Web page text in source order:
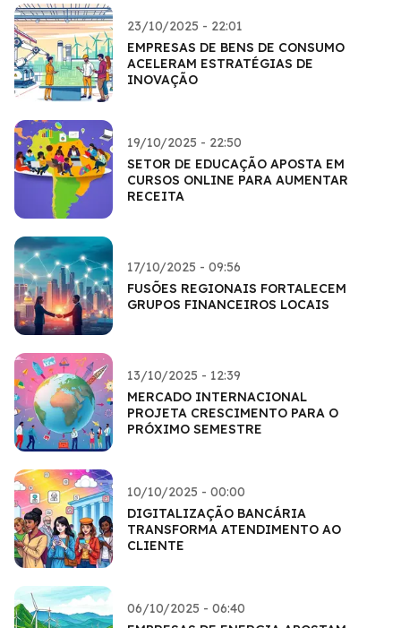
23/10/2025 - 22:01
EMPRESAS DE BENS DE CONSUMO
ACELERAM ESTRATÉGIAS DE
INOVAÇÃO
19/10/2025 - 22:50
SETOR DE EDUCAÇÃO APOSTA EM
CURSOS ONLINE PARA AUMENTAR
RECEITA
17/10/2025 - 09:56
FUSÕES REGIONAIS FORTALECEM
GRUPOS FINANCEIROS LOCAIS
13/10/2025 - 12:39
MERCADO INTERNACIONAL
PROJETA CRESCIMENTO PARA O
PRÓXIMO SEMESTRE
10/10/2025 - 00:00
DIGITALIZAÇÃO BANCÁRIA
TRANSFORMA ATENDIMENTO AO
CLIENTE
06/10/2025 - 06:40